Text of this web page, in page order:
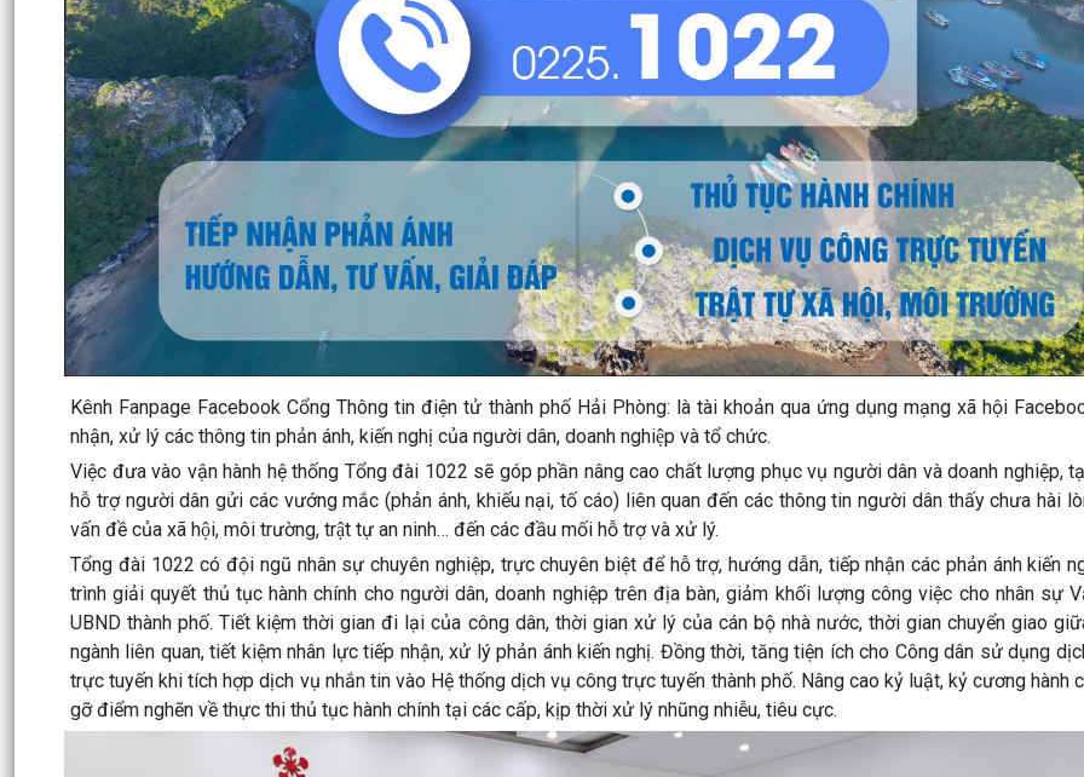
Kênh Fanpage Facebook Cổng Thông tin điện tử thành phố Hải Phòng: là tài khoản qua ứng dụng mạng xã hội
nhận, xử lý các thông tin phản ánh, kiến nghị của người dân, doanh nghiệp và tổ chức.
Việc đưa vào vận hành hệ thống Tổng đài 1022 sẽ góp phần nâng cao chất lượng phục vụ người dân và doanh nghiệp,
hỗ trợ người dân gửi các vướng mắc (phản ánh, khiếu nại, tố cáo) liên quan đến các thông tin người dân thấy chưa hài
vấn đề của xã hội, môi trường, trật tự an ninh… đến các đầu mối hỗ trợ và xử lý.
Tổng đài 1022 có đội ngũ nhân sự chuyên nghiệp, trực chuyên biệt để hỗ trợ, hướng dẫn, tiếp nhận các phản ánh kiến
trình giải quyết thủ tục hành chính cho người dân, doanh nghiệp trên địa bàn, giảm khối lượng công việc cho nhân sự
UBND thành phố. Tiết kiệm thời gian đi lại của công dân, thời gian xử lý của cán bộ nhà nước, thời gian chuyển giao
ngành liên quan, tiết kiệm nhân lực tiếp nhận, xử lý phản ánh kiến nghị. Đồng thời, tăng tiện ích cho Công dân sử dụng
trực tuyến khi tích hợp dịch vụ nhắn tin vào Hệ thống dịch vụ công trực tuyến thành phố. Nâng cao kỷ luật, kỷ cương hành
gỡ điểm nghẽn về thực thi thủ tục hành chính tại các cấp, kịp thời xử lý nhũng nhiễu, tiêu cực.